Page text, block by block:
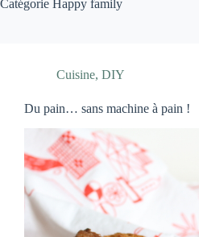
Catégorie Happy family
Cuisine, DIY
Du pain… sans machine à pain !